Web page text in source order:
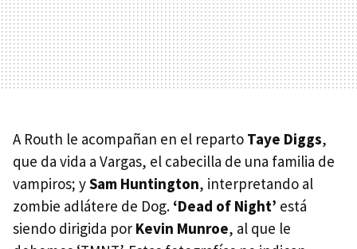
A Routh le acompañan en el reparto Taye Diggs,
que da vida a Vargas, el cabecilla de una familia de
vampiros; ySam Huntington, interpretando al
zombie adlátere de Dog. ‘Dead of Night’ está
siendo dirigida por Kevin Munroe, al que le